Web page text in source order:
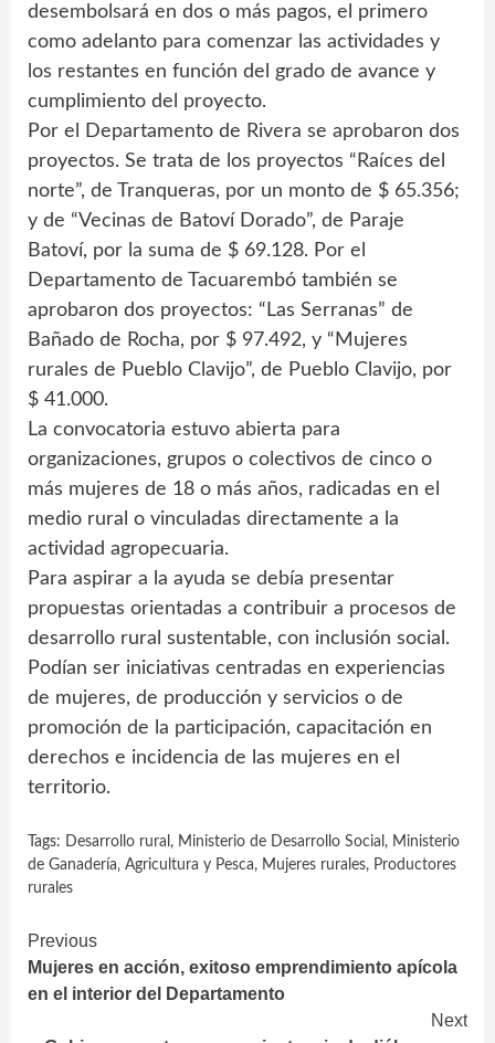
desembolsará en dos o más pagos, el primero
como adelanto para comenzar las actividades y
los restantes en función del grado de avance y
cumplimiento del proyecto.
Por el Departamento de Rivera se aprobaron dos
proyectos. Se trata de los proyectos “Raíces del
norte”, de Tranqueras, por un monto de $ 65.356;
y de “Vecinas de Batoví Dorado”, de Paraje
Batoví, por la suma de $ 69.128. Por el
Departamento de Tacuarembó también se
aprobaron dos proyectos: “Las Serranas” de
Bañado de Rocha, por $ 97.492, y “Mujeres
rurales de Pueblo Clavijo”, de Pueblo Clavijo, por
$ 41.000.
La convocatoria estuvo abierta para
organizaciones, grupos o colectivos de cinco o
más mujeres de 18 o más años, radicadas en el
medio rural o vinculadas directamente a la
actividad agropecuaria.
Para aspirar a la ayuda se debía presentar
propuestas orientadas a contribuir a procesos de
desarrollo rural sustentable, con inclusión social.
Podían ser iniciativas centradas en experiencias
de mujeres, de producción y servicios o de
promoción de la participación, capacitación en
derechos e incidencia de las mujeres en el
territorio.
Tags: Desarrollo rural , Ministerio de Desarrollo Social , Ministerio
de Ganadería‚ Agricultura y Pesca, Mujeres rurales, Productores
rurales
Continue
Reading
Previous
Mujeres en acción, exitoso emprendimiento apícola
en el interior del Departamento
Next